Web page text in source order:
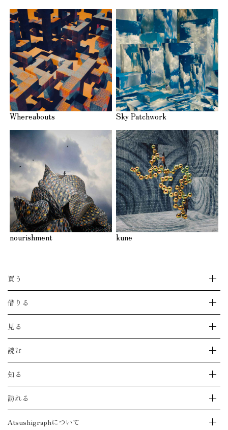
Whereabouts Sky Patchwork
nourishment kune
買う
ストアをえらぶ
ジークレー版画とは
Atsushigraphのストアを見る
implexusのストアを見る
借りる
作品をレンタルする
見る
すべての作品を見る
絵のモチーフ一覧から見る
アートブックを見る
モーショングラフィックを見る
Phantom
読む
読みもの一覧を見る
Diary
知る
最新のお知らせを見る
訪れる
展覧会情報一覧を見る
Atsushigraphについて